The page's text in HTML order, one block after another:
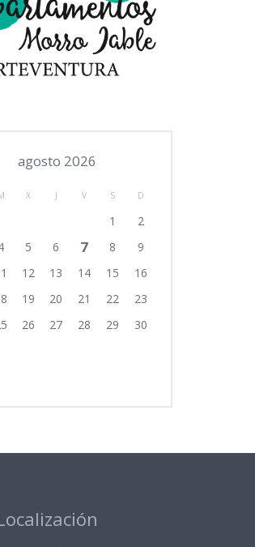
agosto 2026
X J V S D
1
2
5 6 7 8
9
12 13 14 15
16
19 20 21 22
23
26 27 28 29
30